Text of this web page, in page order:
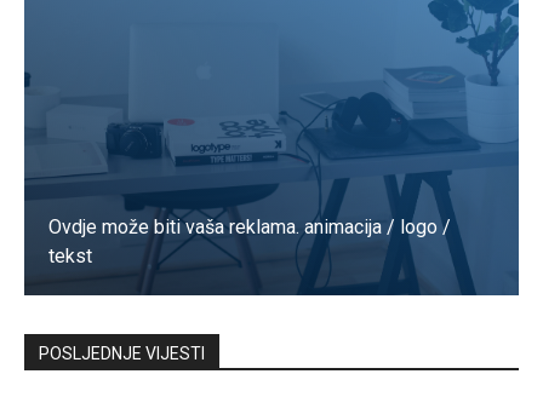
Ovdje može biti vaša reklama. animacija / logo /
tekst
Kontaktirajte nas
POSLJEDNJE VIJESTI